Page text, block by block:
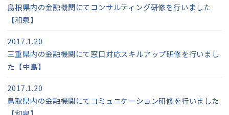
島根県内の金融機関にてコンサルティング研修を行いました
【和泉】
三重県内の金融機関にて窓口対応スキルアップ研修を行いまし
た【中島】
2017.1.20
鳥取県内の金融機関にてコミュニケーション研修を行いました
2017.1.20